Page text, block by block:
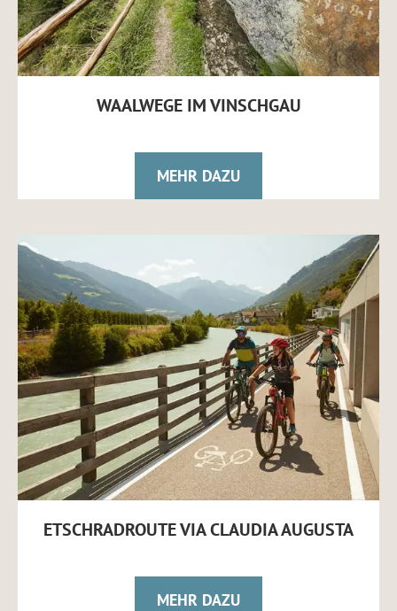
WAALWEGE IM VINSCHGAU
MEHR DAZU
ETSCHRADROUTE VIA CLAUDIA AUGUSTA
MEHR DAZU